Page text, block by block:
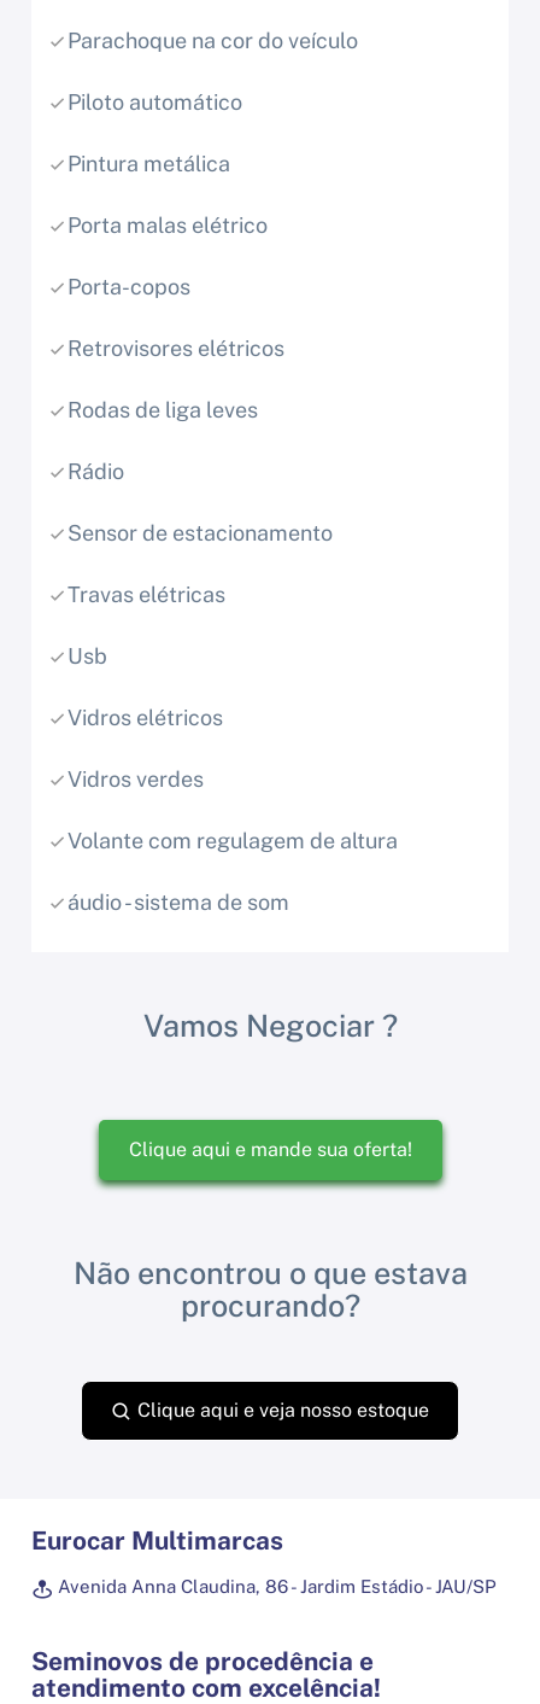
Parachoque na cor do veículo
Piloto automático
Pintura metálica
Porta malas elétrico
Porta-copos
Retrovisores elétricos
Rodas de liga leves
Rádio
Sensor de estacionamento
Travas elétricas
Usb
Vidros elétricos
Vidros verdes
Volante com regulagem de altura
áudio - sistema de som
Vamos Negociar ?
Clique aqui e mande sua oferta!
Não encontrou o que estava
procurando?
Clique aqui e veja nosso estoque
Eurocar Multimarcas
Avenida Anna Claudina, 86 - Jardim Estádio - JAU/SP
Seminovos de procedência e
atendimento com excelência!